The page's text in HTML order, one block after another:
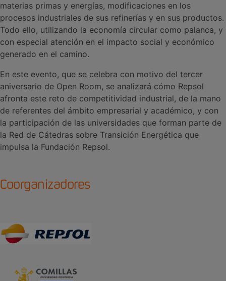
materias primas y energías, modificaciones en los
procesos industriales de sus refinerías y en sus productos.
Todo ello, utilizando la economía circular como palanca, y
con especial atención en el impacto social y económico
generado en el camino.
En este evento, que se celebra con motivo del tercer
aniversario de Open Room, se analizará cómo Repsol
afronta este reto de competitividad industrial, de la mano
de referentes del ámbito empresarial y académico, y con
la participación de las universidades que forman parte de
la Red de Cátedras sobre Transición Energética que
impulsa la Fundación Repsol.
Coorganizadores